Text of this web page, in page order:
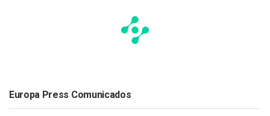
Europa Press Comunicados